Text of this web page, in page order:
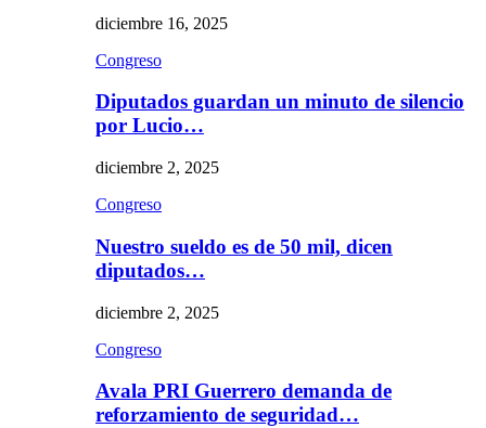
diciembre 16, 2025
Congreso
Diputados guardan un minuto de silencio
por Lucio…
diciembre 2, 2025
Congreso
Nuestro sueldo es de 50 mil, dicen
diputados…
diciembre 2, 2025
Congreso
Avala PRI Guerrero demanda de
reforzamiento de seguridad…